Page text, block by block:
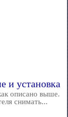
и установка
описано выше.
снимать...